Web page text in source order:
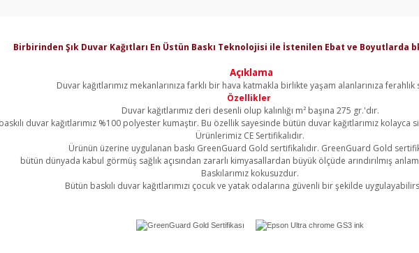
Birbirinden Şık Duvar Kağıtları En Üstün Baskı Teknolojisi ile İstenilen Ebat ve Boyutlarda
Açıklama
Duvar kağıtlarımız mekanlarınıza farklı bir hava katmakla birlikte yaşam alanlarınıza ferahlık
Özellikler
Duvar kağıtlarımız deri desenli olup kalınlığı m² başına 275 gr.'dır.
duvar kağıtlarımız %100 polyester kumaştır. Bu özellik sayesinde bütün duvar kağıtlarımız
Ürünlerimiz CE Sertifikalıdır.
Ürünün üzerine uygulanan baskı GreenGuard Gold sertifikalıdır. GreenGuard Gold
bütün dünyada kabul görmüş sağlık açısından zararlı kimyasallardan büyük ölçüde arındırılmış
Baskılarımız kokusuzdur.
Bütün baskılı duvar kağıtlarımızı çocuk ve yatak odalarına güvenli bir şekilde